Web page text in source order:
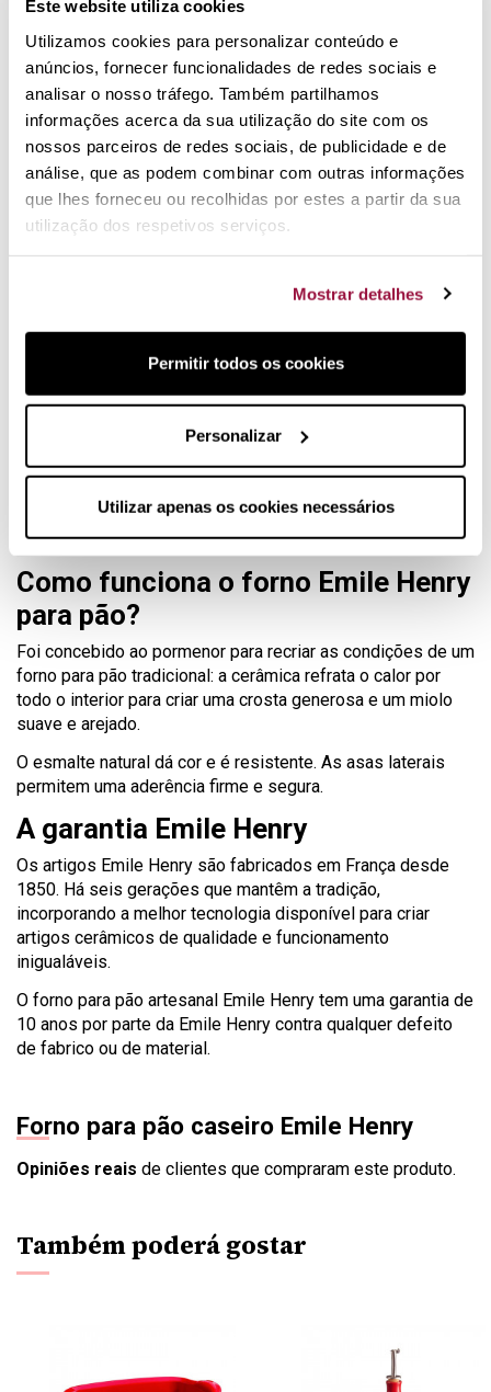
Este website utiliza cookies
Utilizamos cookies para personalizar conteúdo e
anúncios, fornecer funcionalidades de redes sociais e
analisar o nosso tráfego. Também partilhamos
informações acerca da sua utilização do site com os
nossos parceiros de redes sociais, de publicidade e de
análise, que as podem combinar com outras informações
que lhes forneceu ou recolhidas por estes a partir da sua
utilização dos respetivos serviços.
Mostrar detalhes
Permitir todos os cookies
Personalizar
Utilizar apenas os cookies necessários
verdadeiro deleite. A Emile Henry tornou esta tarefa fácil
com este forno em cerâmica: o conjunto de base mais
tampa em cerâmica são tudo o que você precisa para
amassar e cozer o seu pão. Vejamos como funciona:
a base: onde deixa repousar a massa enquanto
amassa e onde coze o deposita para cozer
a tampa: cria as condições de humidade ideais para
cozer e faz a função de taça para amassar
Como funciona o forno Emile Henry
para pão?
Foi concebido ao pormenor para recriar as condições de um
forno para pão tradicional: a cerâmica refrata o calor por
todo o interior para criar uma crosta generosa e um miolo
suave e arejado.
O esmalte natural dá cor e é resistente. As asas laterais
permitem uma aderência firme e segura.
A garantia Emile Henry
Os artigos Emile Henry são fabricados em França desde
1850. Há seis gerações que mantêm a tradição,
incorporando a melhor tecnologia disponível para criar
artigos cerâmicos de qualidade e funcionamento
inigualáveis.
O forno para pão artesanal Emile Henry tem uma garantia de
10 anos por parte da Emile Henry contra qualquer defeito
de fabrico ou de material.
Forno para pão caseiro Emile Henry
Opiniões reais de clientes que compraram este produto.
Também poderá gostar